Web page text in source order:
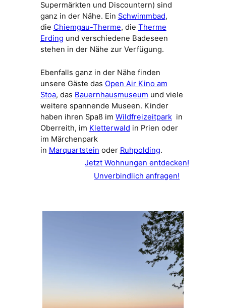
Supermärkten und Discountern) sind
ganz in der Nähe. Ein Schwimmbad,
die Chiemgau-Therme, die Therme
Erding und verschiedene Badeseen
stehen in der Nähe zur Verfügung.
Ebenfalls ganz in der Nähe finden
unsere Gäste das Open Air Kino am
Stoa, das Bauernhausmuseum und viele
weitere spannende Museen. Kinder
haben ihren Spaß im Wildfreizeitparkin
Oberreith, im Kletterwald in Prien oder
im Märchenpark
in Marquartstein oder Ruhpolding.
Jetzt Wohnungen entdecken!
Unverbindlich anfragen!